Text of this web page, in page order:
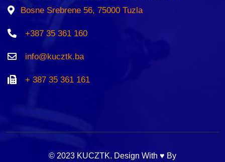
Bosne Srebrene 56, 75000 Tuzla
+387 35 361 160
info@kucztk.ba
+ 387 35 361 161
© 2023 KUCZTK. Design With ♥ By